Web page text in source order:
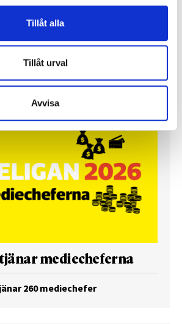
Tillåt alla
Tillåt urval
Avvisa
för redaktion
vi – och våra chefer
mediecheferna
260 mediechefer